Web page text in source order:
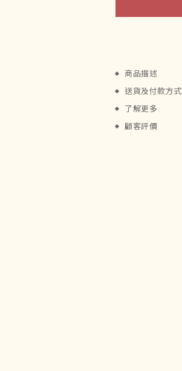
商品描述
送貨及付款方式
了解更多
顧客評價